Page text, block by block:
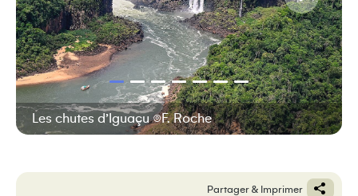
Les chutes d’Iguaçu ©F. Roche
Partager & Imprimer